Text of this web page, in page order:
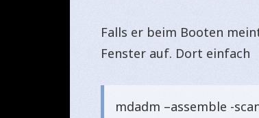
Falls er beim Booten
Fenster auf. Dort einfach
mdadm –assemble -